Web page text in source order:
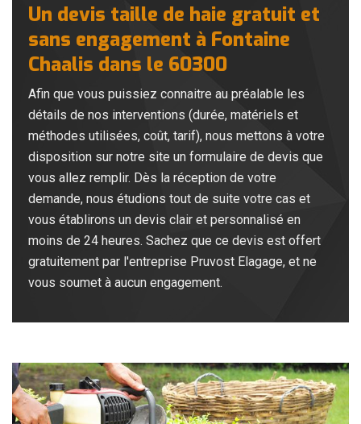
Un devis taille de haie gratuit et
sans engagement à Fontaine
Chaalis dans le 60300
Afin que vous puissiez connaitre au préalable les
détails de nos interventions (durée, matériels et
méthodes utilisées, coût, tarif), nous mettons à votre
disposition sur notre site un formulaire de devis que
vous allez remplir. Dès la réception de votre
demande, nous étudions tout de suite votre cas et
vous établirons un devis clair et personnalisé en
moins de 24 heures. Sachez que ce devis est offert
gratuitement par l'entreprise Pruvost Elagage, et ne
vous soumet à aucun engagement.